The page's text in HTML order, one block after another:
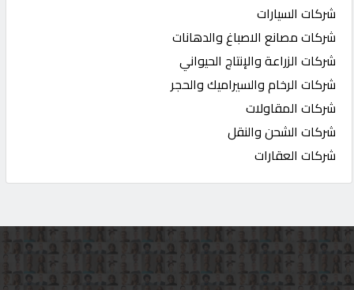
شركات السيارات
شركات مصانع الاصباغ والدهانات
شركات الزراعة والإنتاج الحيواني
شركات الرخام والسيراميك والحجر
شركات المقاولات
شركات الشحن والنقل
شركات العقارات